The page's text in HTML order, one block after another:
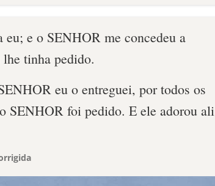
eu; e o SENHOR me concedeu a
tinha pedido.
eu o entreguei, por todos os
SENHOR foi pedido. E ele adorou ali